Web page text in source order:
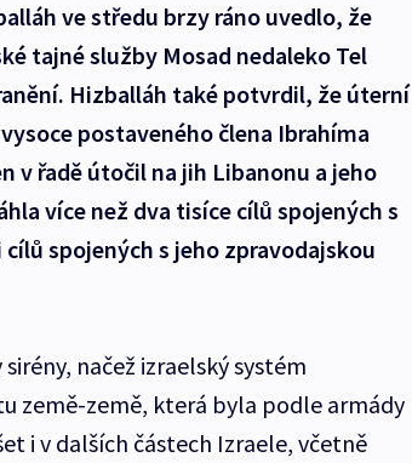
ve středu brzy ráno uvedlo, že
tajné služby Mosad nedaleko Tel
Hizballáh také potvrdil, že úterní
postaveného člena Ibrahíma
v řadě útočil na jih Libanonu a jeho
více než dva tisíce cílů spojených s
spojených s jeho zpravodajskou
načež izraelský systém
země-země, která byla podle armády
i v dalších částech Izraele, včetně